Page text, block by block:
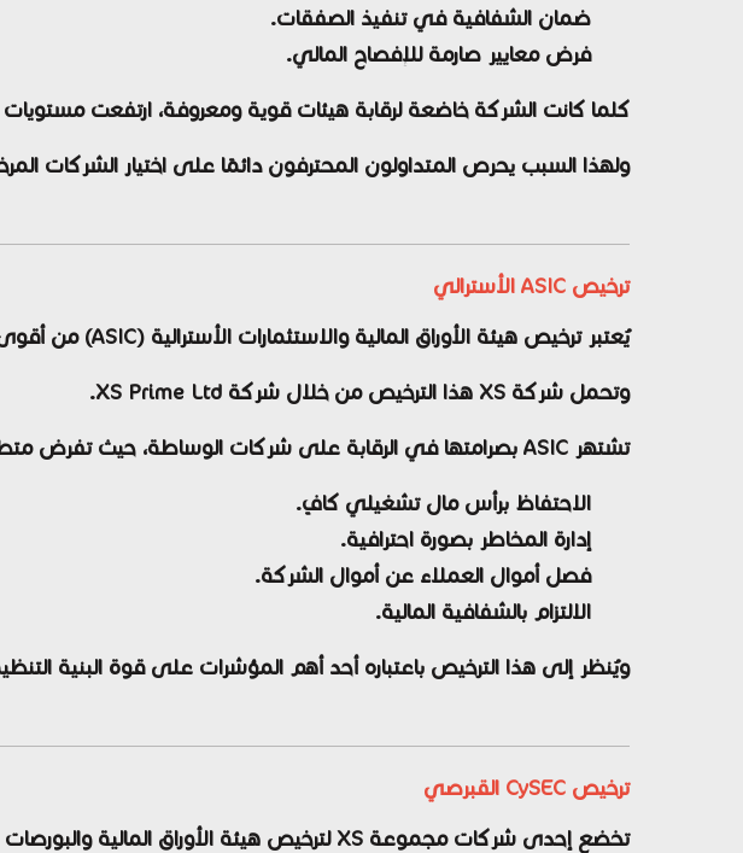
ضمان الشفافية في تنفيذ الصفقات.
فرض معايير صارمة للإفصاح المالي.
كلما كانت الشركة خاضعة لرقابة هيئات قوية ومعروفة، ارتفعت مستويات
ولهذا السبب يحرص المتداولون المحترفون دائمًا على اختيار الشركات
ترخيص ASIC الأسترالي
يُعتبر ترخيص هيئة الأوراق المالية والاستثمارات الأسترالية (ASIC) من أقوى التراخيص المالية على مستوى العالم.
وتحمل شركة XS هذا الترخيص من خلال شركة XS Prime Ltd.
تشتهر ASIC بصرامتها في الرقابة على شركات الوساطة، حيث تفرض متطلبات تشمل:
الاحتفاظ برأس مال تشغيلي كافٍ.
إدارة المخاطر بصورة احترافية.
فصل أموال العملاء عن أموال الشركة.
الالتزام بالشفافية المالية.
ويُنظر إلى هذا الترخيص باعتباره أحد أهم المؤشرات على قوة البنية
ترخيص CySEC القبرصي
تخضع إحدى شركات مجموعة XS لترخيص هيئة الأوراق المالية والبورصات القبرصية (CySEC).